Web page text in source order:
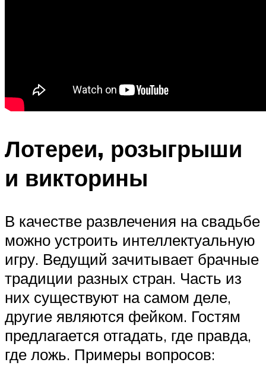
Лотереи, розыгрыши
и викторины
В качестве развлечения на свадьбе
можно устроить интеллектуальную
игру. Ведущий зачитывает брачные
традиции разных стран. Часть из
них существуют на самом деле,
другие являются фейком. Гостям
предлагается отгадать, где правда,
где ложь. Примеры вопросов: